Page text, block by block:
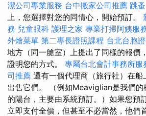
潔公司專業服務 台中搬家公司推薦 跳蚤
上，您選擇對您的同情心，開始預訂。
務 兒童眼科 護理之家 專業打掃阿姨服
外燴菜單 第二專長證照課程 台北台胞
地方（同一艙室）上提出了同樣的報價
證明您的方式。 專屬台北會計事務所服
司推薦 還有一個代理商（旅行社）在船
出售它們。 （例如Meaviglian是我們的
的陽台，主要由系統預訂。）如果您預
立即支付全價，但甚至不必當然，他們